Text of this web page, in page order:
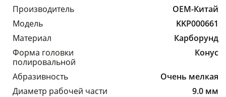
Производитель
OEM-Китай
Модель
KKP000661
Материал
Карборунд
Форма головки
полировальной
Конус
Абразивность
Очень мелкая
Диаметр рабочей части
9.0 мм